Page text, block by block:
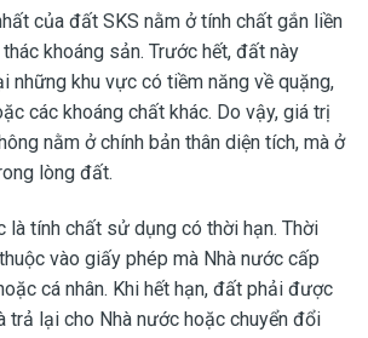
của đất SKS nằm ở tính chất gắn liền
khoáng sản. Trước hết, đất này
những khu vực có tiềm năng về quặng,
các khoáng chất khác. Do vậy, giá trị
nằm ở chính bản thân diện tích, mà ở
lòng đất.
là tính chất sử dụng có thời hạn. Thời
vào giấy phép mà Nhà nước cấp
cá nhân. Khi hết hạn, đất phải được
trả lại cho Nhà nước hoặc chuyển đổi